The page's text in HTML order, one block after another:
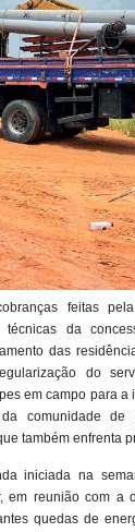
feitas
técnicas da
das
do
em campo para a
da comunidade
também enfrenta
iniciada na
em reunião com a
quedas de